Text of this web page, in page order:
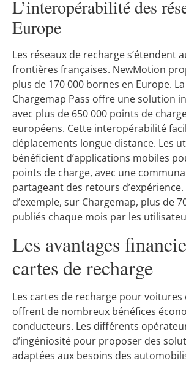
L’interopérabilité des
Europe
Les réseaux de recharge s’étendent
frontières françaises. NewMotion
plus de 170 000 bornes en Europe.
Chargemap Pass offre une solution
avec plus de 650 000 points de
européens. Cette interopérabilité
déplacements longue distance. Les
bénéficient d’applications mobiles
points de charge, avec une
partageant des retours
d’exemple, sur Chargemap, plus de
publiés chaque mois par les
Les avantages
cartes de recharge
Les cartes de recharge pour voitures
offrent de nombreux bénéfices
conducteurs. Les différents
d’ingéniosité pour proposer des
adaptées aux besoins des